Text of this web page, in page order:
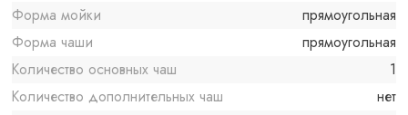
Форма мойки
прямоугольная
Форма чаши
прямоугольная
Количество основных чаш
1
Количество дополнительных чаш
нет